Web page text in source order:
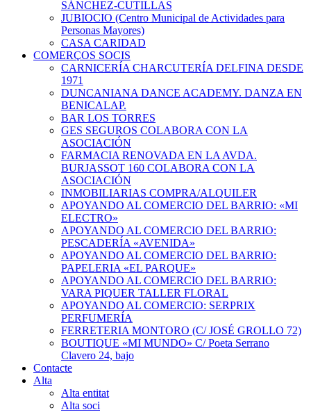
SÁNCHEZ-CUTILLAS
JUBIOCIO (Centro Municipal de Actividades para
Personas Mayores)
CASA CARIDAD
COMERÇOS SOCIS
CARNICERÍA CHARCUTERÍA DELFINA DESDE
1971
DUNCANIANA DANCE ACADEMY. DANZA EN
BENICALAP.
BAR LOS TORRES
GES SEGUROS COLABORA CON LA
ASOCIACIÓN
FARMACIA RENOVADA EN LA AVDA.
BURJASSOT 160 COLABORA CON LA
ASOCIACIÓN
INMOBILIARIAS COMPRA/ALQUILER
APOYANDO AL COMERCIO DEL BARRIO: «MI
ELECTRO»
APOYANDO AL COMERCIO DEL BARRIO:
PESCADERÍA «AVENIDA»
APOYANDO AL COMERCIO DEL BARRIO:
PAPELERIA «EL PARQUE»
APOYANDO AL COMERCIO DEL BARRIO:
VARA PIQUER TALLER FLORAL
APOYANDO AL COMERCIO: SERPRIX
PERFUMERÍA
FERRETERIA MONTORO (C/ JOSÉ GROLLO 72)
BOUTIQUE «MI MUNDO» C/ Poeta Serrano
Clavero 24, bajo
Contacte
Alta
Alta entitat
Alta soci